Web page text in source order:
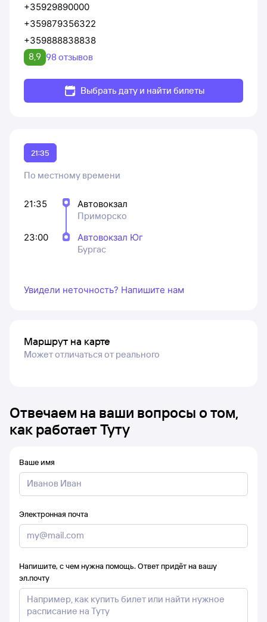
+35929890000
+359879356322
+359888838838
8,9 98 отзывов
Выбрать дату и найти билеты
21:35
По местному времени
21:35
Автовокзал
Приморско
23:00
Автовокзал Юг
Бургас
Увидели неточность? Напишите нам
Маршрут на карте
Может отличаться от реального
Отвечаем на ваши вопросы о том,
как работает Туту
Ваше имя
Электронная почта
Напишите, с чем нужна помощь. Ответ придёт на вашу
эл.почту